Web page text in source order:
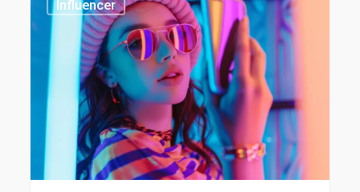
redes
sociales
2026
Influencer